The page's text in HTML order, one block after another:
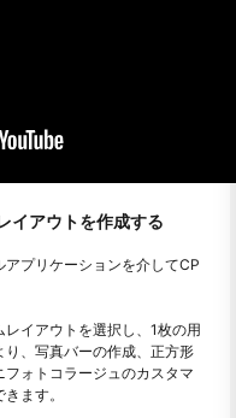
イアウトを作成する
プリケーションを介してCP
イアウトを選択し、1枚の用
、写真バーの作成、正方形
ォトコラージュのカスタマ
ます。